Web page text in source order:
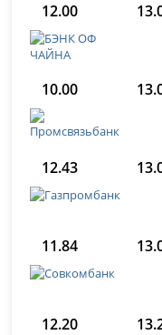
12.00
10.00
12.43
11.84
12.20